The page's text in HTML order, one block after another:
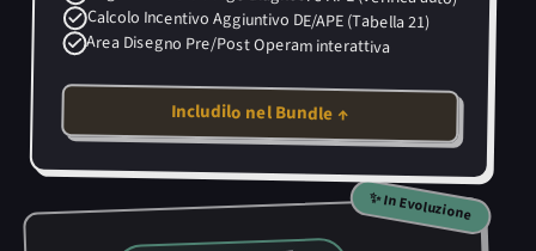
Calcolo Incentivo Aggiuntivo DE/APE (Tabella 21)
Area Disegno Pre/Post Operam interattiva
Includilo nel Bundle ↑
✨ In Evoluzione